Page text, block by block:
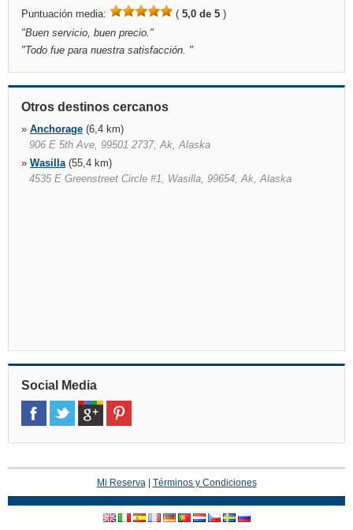
Puntuación media: ( 5,0 de 5 )
"Buen servicio, buen precio. "
"Todo fue para nuestra satisfacción. "
Otros destinos cercanos
» Anchorage (6,4 km)
906 E 5th Ave, 99501 2737, Ak, Alaska
» Wasilla(55,4 km)
4535 E Greenstreet Circle #1, Wasilla, 99654, Ak, Alaska
Social Media
Mi Reserva| Términos y Condiciones